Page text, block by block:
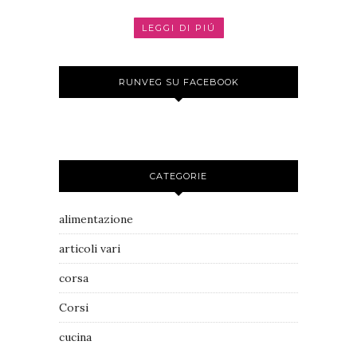
LEGGI DI PIÚ
RUNVEG SU FACEBOOK
CATEGORIE
alimentazione
articoli vari
corsa
Corsi
cucina